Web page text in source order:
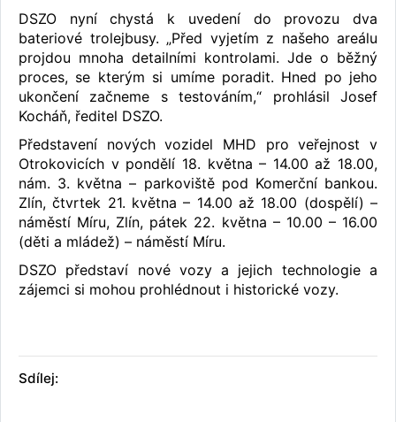
DSZO nyní chystá k uvedení do provozu dva
bateriové trolejbusy. „Před vyjetím z našeho areálu
projdou mnoha detailními kontrolami. Jde o běžný
proces, se kterým si umíme poradit. Hned po jeho
ukončení začneme s testováním,“ prohlásil Josef
Kocháň, ředitel DSZO.
Představení nových vozidel MHD pro veřejnost v
Otrokovicích v pondělí 18. května – 14.00 až 18.00,
nám. 3. května – parkoviště pod Komerční bankou.
Zlín, čtvrtek 21. května – 14.00 až 18.00 (dospělí) –
náměstí Míru, Zlín, pátek 22. května – 10.00 – 16.00
(děti a mládež) – náměstí Míru.
DSZO představí nové vozy a jejich technologie a
zájemci si mohou prohlédnout i historické vozy.
Sdílej: